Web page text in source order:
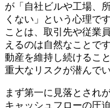
が「自社ビルや工場、
くない」という心理で
ことは、取引先や従業
えるのは自然なことで
動産を維持し続けるこ
重大なリスクが潜んでい
まず第一に見落とされ
キャッシュフローの圧